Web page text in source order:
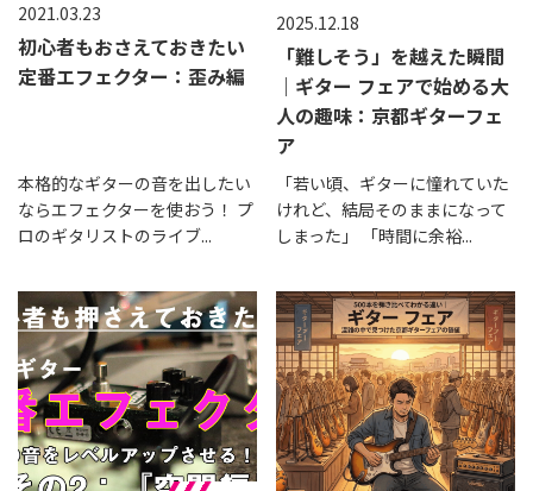
2021.03.23
初心者もおさえておきたい
定番エフェクター：歪み編
本格的なギターの音を出したい
ならエフェクターを使おう！ プ
ロのギタリストのライブ...
2025.12.18
「難しそう」を越えた瞬間
｜ギター フェアで始める大
人の趣味：京都ギターフェ
ア
「若い頃、ギターに憧れていた
けれど、結局そのままになって
しまった」 「時間に余裕...